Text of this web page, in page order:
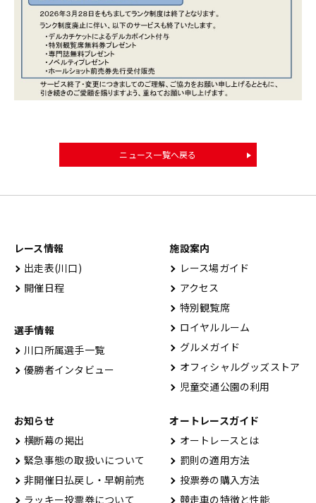
ニュース一覧へ戻る
レース情報
出⾛表(川⼝)
開催⽇程
選手情報
川口所属選手一覧
優勝者インタビュー
施設案内
レース場ガイド
アクセス
特別観覧席
ロイヤルルーム
グルメガイド
オフィシャルグッズストア
児童交通公園の利用
お知らせ
横断幕の掲出
緊急事態の取扱いについて
非開催日払戻し・早朝前売
ラッキー投票券について
オートレースガイド
オートレースとは
罰則の適用方法
投票券の購入方法
競走車の特徴と性能